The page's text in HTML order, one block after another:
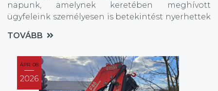
napunk, amelynek keretében meghívott
ügyfeleink személyesen is betekintést nyerhettek
tevékenységébe.
TOVÁBB
ÁPR. 08
2026